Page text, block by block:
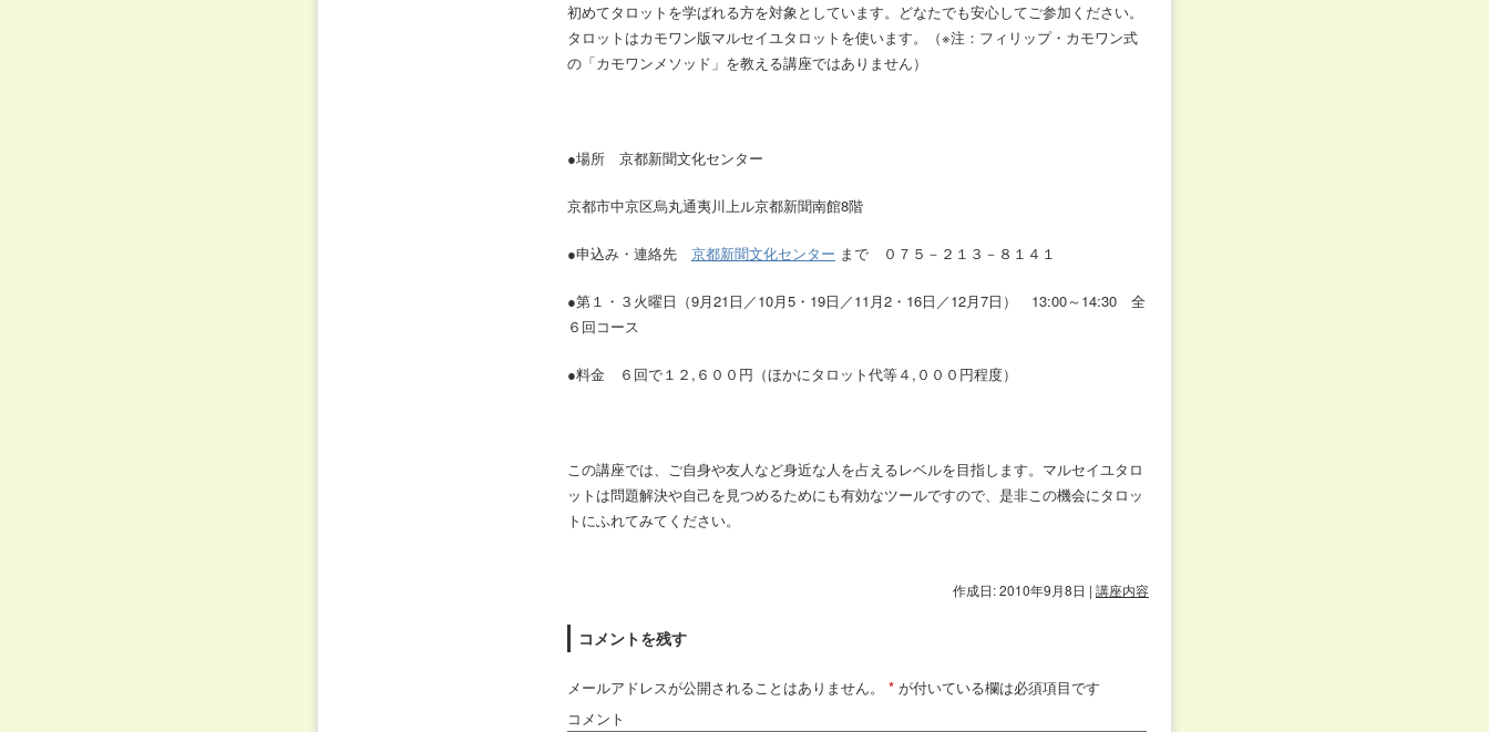
初めてタロットを学ばれる方を対象としています。どなたでも安心してご参加ください。
タロットはカモワン版マルセイユタロットを使います。（※注：フィリップ・カモワン式
の「カモワンメソッド」を教える講座ではありません）
●場所 京都新聞文化センター
京都市中京区烏丸通夷川上ル京都新聞南館8階
●申込み・連絡先 京都新聞文化センター まで ０７５－２１３－８１４１
●第１・３火曜日（9月21日／10月5・19日／11月2・16日／12月7日） 13:00～14:30 全
６回コース
●料金 ６回で１２, ６００円（ほかにタロット代等４,０００円程度）
この講座では、ご自身や友人など身近な人を占えるレベルを目指します。マルセイユタロ
ットは問題解決や自己を見つめるためにも有効なツールですので、是非この機会にタロッ
トにふれてみてください。
作成日: 2010年9月8日 | 講座内容
コメントを残す
メールアドレスが公開されることはありません。 * が付いている欄は必須項目です
コメント